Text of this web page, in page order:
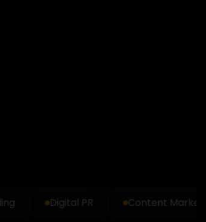
Digital PR Content Marketing